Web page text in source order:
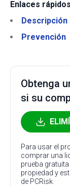
Enlaces
Descripción
Prevención
Obtenga
si su
Para usar el
comprar una
prueba
propiedad y
de PCRisk.